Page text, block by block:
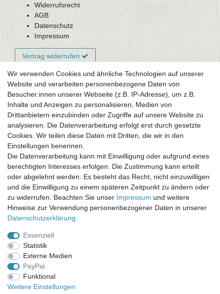
Widerrufsrecht
AGB
Datenschutz
Impressum
Vertrag widerrufen
Newsletter-Anmeldung
FAQ / Fragen
Mein Warenkorb
Mein Merkzettel
Mein Konto
UNSER LADENGESCHÄFT
Gottlieb-Daimler-Str. 10
33334 Gütersloh
ÖFFNUNGSZEITEN
Montag - Dienstag: 8.00 - 18.00 Uhr, Mittwoch Ruhetag,
Donnerstag: 8.00 - 18.00 Uhr, Freitag 8.00 - 14.00 Uhr
KUNDENSERVICE
Telefon: (05241) 403 22 38
E-Mail: info@stoffamstueck.de
Alle Preise inklusive gesetzlicher Mehrwertsteuer und
Wir verwenden Cookies und ähnliche Technologien auf unserer
Website und verarbeiten personenbezogene Daten von
Besucher:innen unserer Webseite (z.B. IP-Adresse), um z.B.
Inhalte und Anzeigen zu personalisieren, Medien von
Drittanbietern einzubinden oder Zugriffe auf unsere Website zu
analysieren. Die Datenverarbeitung erfolgt erst durch gesetzte
Cookies. Wir teilen diese Daten mit Dritten, die wir in den
Einstellungen benennen.
Die Datenverarbeitung kann mit Einwilligung oder aufgrund eines
berechtigten Interesses erfolgen. Die Zustimmung kann erteilt
oder abgelehnt werden. Es besteht das Recht, nicht einzuwilligen
und die Einwilligung zu einem späteren Zeitpunkt zu ändern oder
zu widerrufen. Beachten Sie unser Impressum und weitere
Hinweise zur Verwendung personenbezogener Daten in unserer
Daten­schutz­erklärung
Essenziell
Statistik
Externe Medien
PayPal
Funktional
Weitere Einstellungen